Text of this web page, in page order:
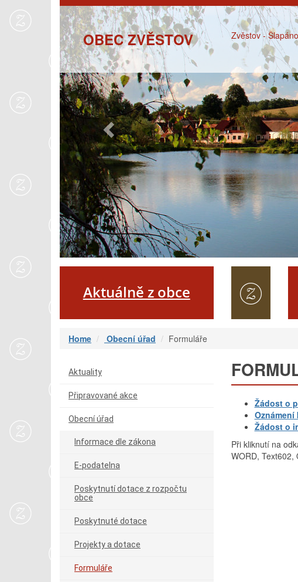
Previous
OBEC ZVĚSTOV Zvěstov -
Aktuálně z obce
Home Obecní úřad Formuláře
Aktuality
Připravované akce
Obecní úřad
Informace dle zákona
E-podatelna
Poskytnutí dotace z rozpočtu
obce
Poskytnuté dotace
Projekty a dotace
Formuláře
Žádost o
Žádost o
Při kliknutí na
WORD, Text602,